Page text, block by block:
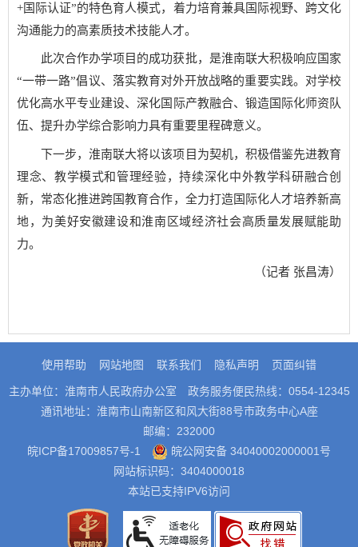
+国际认证”的特色育人模式，着力培育兼具国际视野、跨文化
沟通能力的高素质技术技能人才。
此次合作办学项目的成功获批，是淮南联大积极响应国家
“一带一路”倡议、落实教育对外开放战略的重要实践。对学校
优化高水平专业建设、深化国际产教融合、锻造国际化师资队
伍、提升办学综合影响力具有重要里程碑意义。
下一步，淮南联大将以该项目为契机，积极借鉴先进教育
理念、教学模式和管理经验，持续深化中外教学科研融合创
新，常态化推进跨国教育合作，全力打造国际化人才培养新高
地，为美好安徽建设和淮南区域经济社会高质量发展赋能助
力。
（记者 张昌涛）
使用帮助 网站地图 联系我们 隐私声明 页面纠错
主办单位：淮南市人民政府办公室
政务服务便民热线：0554-12345
通讯地址：淮南市山南新区和风大街88号市政务中心A座
邮编：232000
皖ICP备17009857号-1
皖公网安备 34040002000001号
网站标识码：3404000018
本站已支持IPV6访问